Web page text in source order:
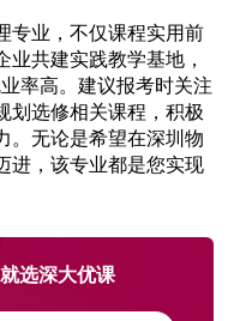
专业，不仅课程实用前
共建实践教学基地，
率高。建议报考时关注
划选修相关课程，积极
。无论是希望在深圳物
进，该专业都是您实现
选深大优课